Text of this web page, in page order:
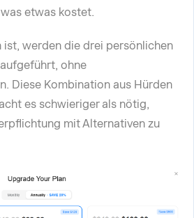
etwas kostet.
ist, werden die drei persönlichen
ohne
Diese Kombination aus Hürden
es schwieriger als nötig,
mit Alternativen zu